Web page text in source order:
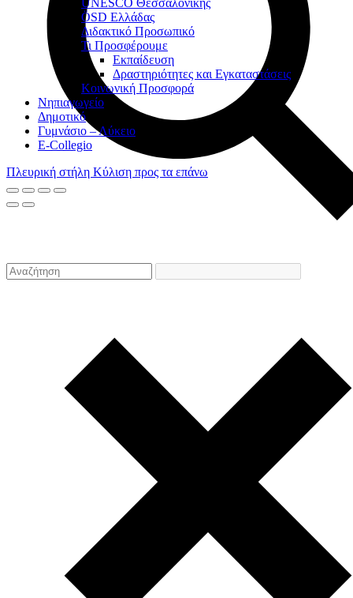
ÖSD Ελλάδας
Διδακτικό Προσωπικό
Τι Προσφέρουμε
Eκπαίδευση
Δραστηριότητες και Εγκαταστάσεις
Κοινωνική Προσφορά
Νηπιαγωγείο
Δημοτικό
Γυμνάσιο – Λύκειο
E-Collegio
Πλευρική στήλη Κύλιση προς τα επάνω